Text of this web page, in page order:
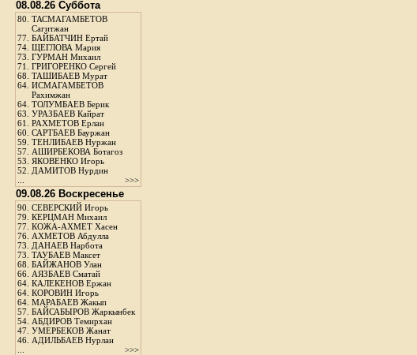
08.08.26 Суббота
80. ТАСМАГАМБЕТОВ
Сагитжан
77. БАЙБАТЧИН Ертай
74. ЩЕГЛОВА Мария
73. ГУРМАН Михаил
71. ГРИГОРЕНКО Сергей
68. ТАШИБАЕВ Мурат
64. ИСМАГАМБЕТОВ
Рахимжан
64. ТОЛУМБАЕВ Берик
63. УРАЗБАЕВ Кайрат
61. РАХМЕТОВ Ерлан
60. САРТБАЕВ Бауржан
59. ТЕНЛИБАЕВ Нуржан
57. АШИРБЕКОВА Ботагоз
53. ЯКОВЕНКО Игорь
52. ДАМИТОВ Нурдин
>>>
09.08.26 Воскресенье
90. СЕВЕРСКИЙ Игорь
79. КЕРЦМАН Михаил
77. КОЖА-АХМЕТ Хасен
76. АХМЕТОВ Абдулла
73. ДАНАЕВ Нарбота
73. ТАУБАЕВ Максет
68. БАЙЖАНОВ Улан
66. АЯЗБАЕВ Сматай
64. КАЛЕКЕНОВ Ержан
64. КОРОВИН Игорь
64. МАРАБАЕВ Жакып
57. БАЙСАБЫРОВ Жаркынбек
54. АБДИРОВ Темирхан
47. УМЕРБЕКОВ Жанат
46. АДИЛЬБАЕВ Нурлан
>>>